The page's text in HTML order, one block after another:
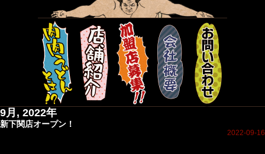
9月, 2022年
新下関店オープン！
2022-09-16